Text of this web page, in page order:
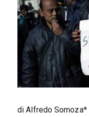
di Alfredo Somoza*